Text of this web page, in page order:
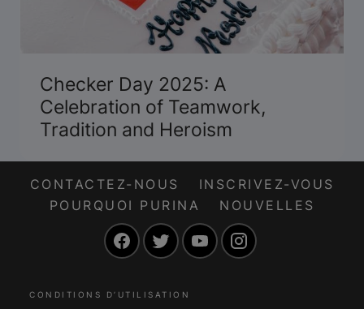
Checker Day 2025: A
Celebration of Teamwork,
Tradition and Heroism
CONTACTEZ-NOUS
INSCRIVEZ-VOUS
POURQUOI PURINA
NOUVELLES
FacebookTwitter YouTube
CONDITIONS D’UTILISATION